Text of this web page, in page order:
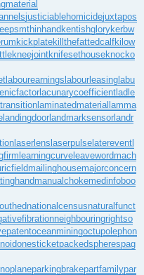
justiciablehomicidejuxtapos
kentishglorykerbw
kickplatekillthefattedcalfkilow
kneejointknifesethouseknocko
labourearningslabourleasinglabu
lacunarycoefficientladle
laminatedmateriallamma
landingdoorlandmarksensorlandr
laserlenslaserpulselatereventl
learningcurveleavewordmach
mailinghousemajorconcern
manualchokemedinfoboo
nationalcensusnaturalfunct
neighbouringrightso
oceanminingoctupolephon
onesticketpackedspherespag
parkingbrakepartfamilypar